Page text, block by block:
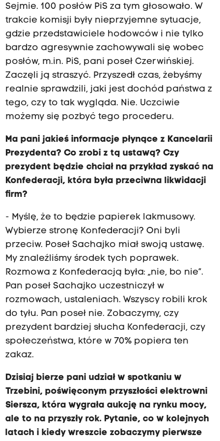
Sejmie. 100 posłów PiS za tym głosowało. W
trakcie komisji były nieprzyjemne sytuacje,
gdzie przedstawiciele hodowców i nie tylko
bardzo agresywnie zachowywali się wobec
posłów, m.in. PiS, pani poseł Czerwińskiej.
Zaczęli ją straszyć. Przyszedł czas, żebyśmy
realnie sprawdzili, jaki jest dochód państwa z
tego, czy to tak wygląda. Nie. Uczciwie
możemy się pozbyć tego procederu.
Ma pani jakieś informacje płynące z Kancelarii
Prezydenta? Co zrobi z tą ustawą? Czy
prezydent będzie chciał na przykład zyskać na
Konfederacji, która była przeciwna likwidacji
firm?
- Myślę, że to będzie papierek lakmusowy.
Wybierze stronę Konfederacji? Oni byli
przeciw. Poseł Sachajko miał swoją ustawę.
My znaleźliśmy środek tych poprawek.
Rozmowa z Konfederacją była: „nie, bo nie”.
Pan poseł Sachajko uczestniczył w
rozmowach, ustaleniach. Wszyscy robili krok
do tyłu. Pan poseł nie. Zobaczymy, czy
prezydent bardziej słucha Konfederacji, czy
społeczeństwa, które w 70% popiera ten
zakaz.
Dzisiaj bierze pani udział w spotkaniu w
Trzebini, poświęconym przyszłości elektrowni
Siersza, która wygrała aukcję na rynku mocy,
ale to na przyszły rok. Pytanie, co w kolejnych
latach i kiedy wreszcie zobaczymy pierwsze